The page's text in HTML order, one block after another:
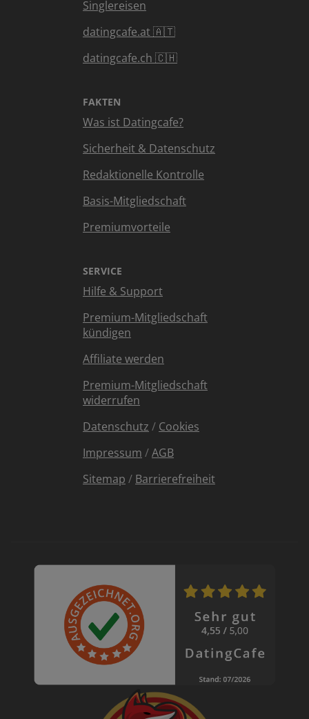
Singlereisen
datingcafe.at 🇦🇹
datingcafe.ch 🇨🇭
FAKTEN
Was ist Datingcafe?
Sicherheit & Datenschutz
Redaktionelle Kontrolle
Basis-Mitgliedschaft
Premiumvorteile
SERVICE
Hilfe & Support
Premium-Mitgliedschaft
kündigen
Affiliate werden
Premium-Mitgliedschaft
widerrufen
Datenschutz / Cookies
Impressum /AGB
Sitemap / Barrierefreiheit